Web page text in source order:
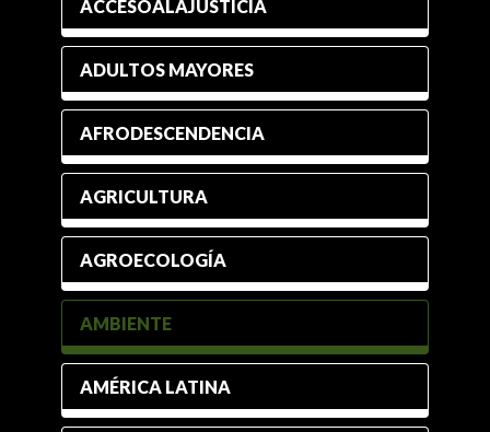
ACCESOALAJUSTICIA
ADULTOS MAYORES
AFRODESCENDENCIA
AGRICULTURA
AGROECOLOGÍA
AMBIENTE
AMÉRICA LATINA